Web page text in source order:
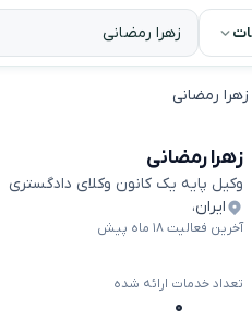
زهرا رمضانی
زهرا رمضانی
وکیل پایه یک کانون وکلای دادگستری
ایران،
آخرین فعالیت ۱۸ ماه پیش
تعداد خدمات ارائه شده
۰